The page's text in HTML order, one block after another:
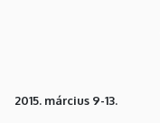
2015. március 9-13.